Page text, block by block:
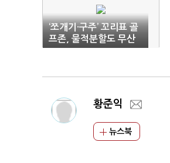
‘쪼개기·구주’ 꼬리표 골
프존, 물적분할도 무산
황준익
뉴스북